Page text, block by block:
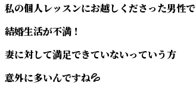
私の個人レッスンにお越しくださった男性で
結婚生活が不満！
妻に対して満足できていないっていう方
意外に多いんですね💦